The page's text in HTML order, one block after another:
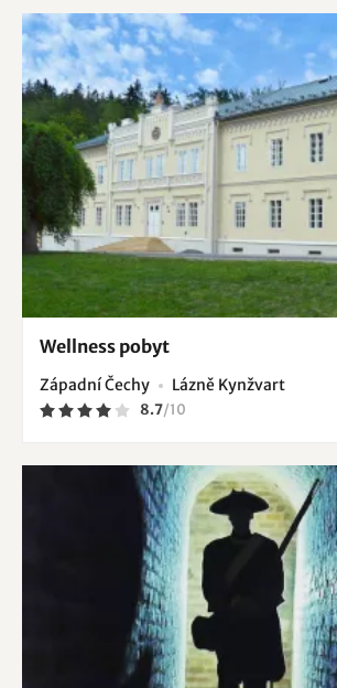
Wellness pobyt
Západní Čechy Lázně Kynžvart
8.7/10